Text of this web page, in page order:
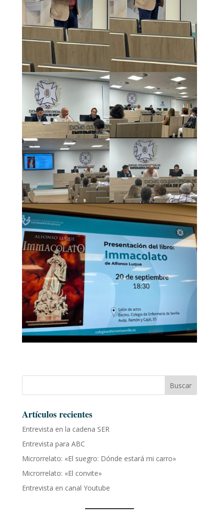
Buscar
Artículos recientes
Entrevista en la cadena SER
Entrevista para ABC
Microrrelato: «El suegro: Dónde estará mi carro»
Microrrelato: «El convite»
Entrevista en canal Youtube